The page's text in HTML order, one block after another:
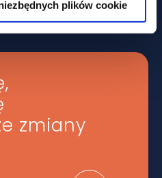
plików cookie
GWW
zmiany